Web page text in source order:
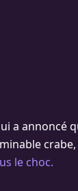
a annoncé
crabe,
le choc.